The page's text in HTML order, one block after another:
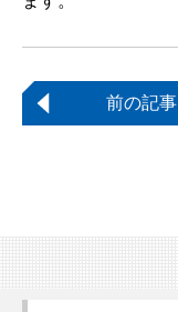
前の記事